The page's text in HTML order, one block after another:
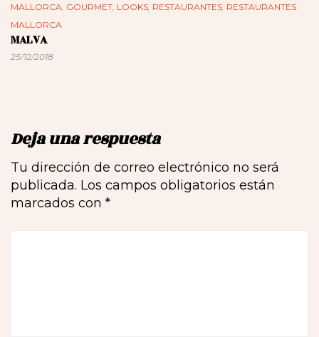
MALLORCA GOURMET LOOKS RESTAURANTES RESTAURANTES
MALLORCA
MALVA
25/12/2018
Deja una respuesta
Tu dirección de correo electrónico no será
publicada. Los campos obligatorios están
marcados con *